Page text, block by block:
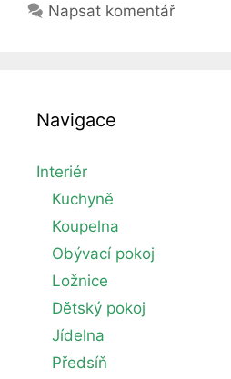
Napsat komentář
Navigace
Interiér
Kuchyně
Koupelna
Obývací pokoj
Ložnice
Dětský pokoj
Jídelna
Předsíň